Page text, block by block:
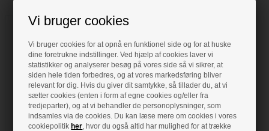
Vi bruger cookies
Vi bruger cookies for at opnå en funktionel side og for at huske
dine foretrukne indstillinger. Ved hjælp af cookies laver vi
statistikker og analyserer besøg på vores side så vi sikrer, at
siden hele tiden forbedres, og at vores markedsføring bliver
relevant for dig. Hvis du giver dit samtykke, så tillader du, at vi
sætter cookies (enten i form af egne cookies og/eller fra
tredjeparter), og at vi behandler de personoplysninger, som
indsamles via de cookies. Du kan læse mere om cookies i vores
cookiepolitikher , hvor du også altid har mulighed for at trække
325,00 DKK
85,00 DKK
Vinkel tilgangsstykker